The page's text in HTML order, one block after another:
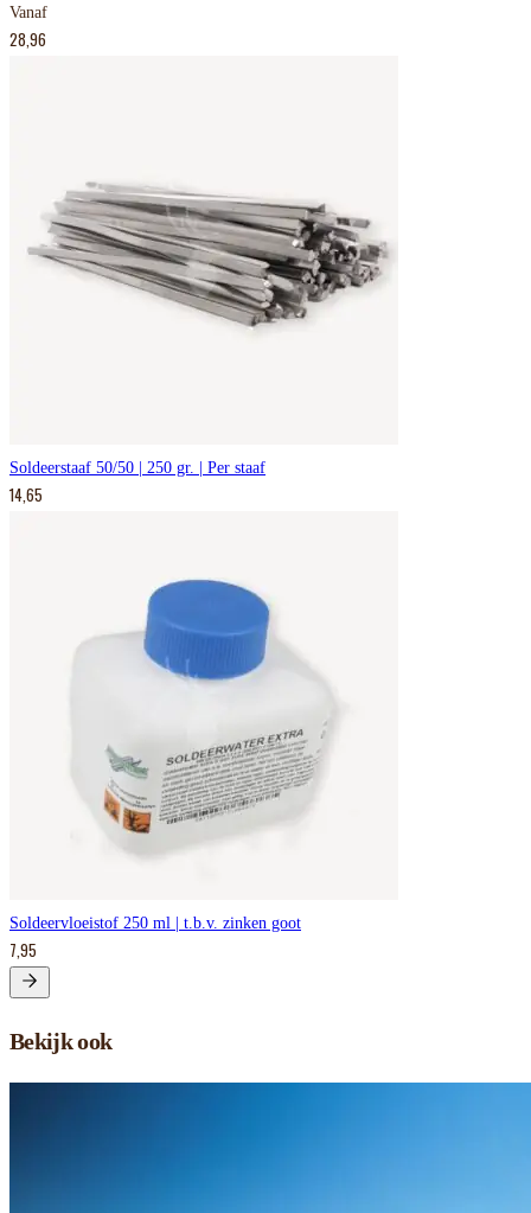
Vanaf
28,96
Soldeerstaaf 50/50 | 250 gr. | Per staaf
14,65
Soldeervloeistof 250 ml | t.b.v. zinken goot
7,95
Bekijk ook